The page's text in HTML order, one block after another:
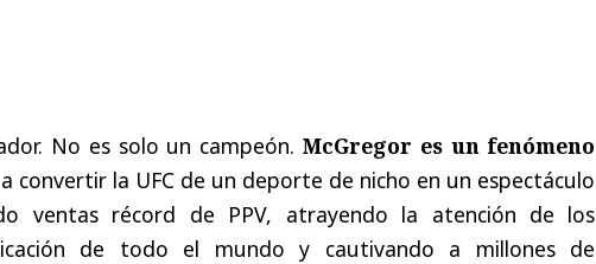
. No es solo un campeón. McGregor es un fenómeno
a convertir la UFC de un deporte de nicho en un espectáculo
ventas récord de PPV, atrayendo la atención de los
de todo el mundo y cautivando a millones de